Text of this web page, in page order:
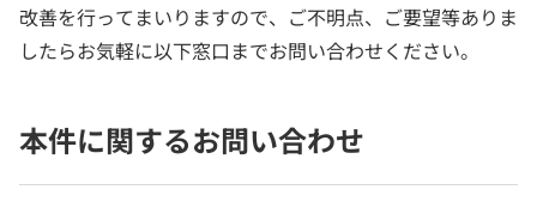
改善を行ってまいりますので、ご不明点、ご要望等ありま
したらお気軽に以下窓口までお問い合わせください。
本件に関するお問い合わせ